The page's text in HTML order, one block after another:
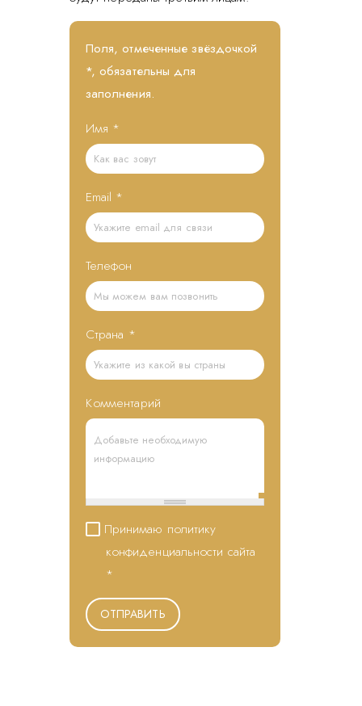
Поля, отмеченные звёздочкой
*, обязательны для
заполнения.
Имя *
Email *
Телефон
Страна *
Комментарий
Принимаю политику
конфиденциальности сайта
*
ОТПРАВИТЬ